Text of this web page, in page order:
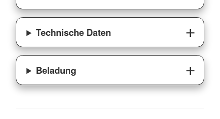
Technische Daten
Beladung